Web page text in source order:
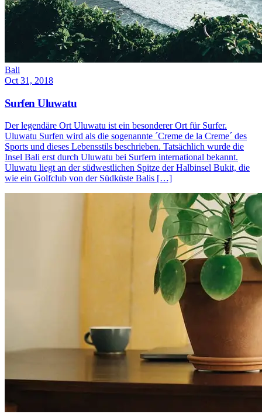
Bali
Oct 31, 2018
Surfen Uluwatu
Der legendäre Ort Uluwatu ist ein besonderer Ort für Surfer.
Uluwatu Surfen wird als die sogenannte ´Creme de la Creme´ des
Sports und dieses Lebensstils beschrieben. Tatsächlich wurde die
Insel Bali erst durch Uluwatu bei Surfern international bekannt.
Uluwatu liegt an der südwestlichen Spitze der Halbinsel Bukit, die
wie ein Golfclub von der Südküste Balis […]